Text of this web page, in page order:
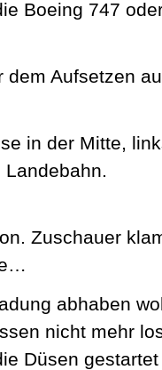
Boeing 747
dem Aufsetzen
in der Mitte,
Zuschauer
abhaben
nicht mehr
Düsen